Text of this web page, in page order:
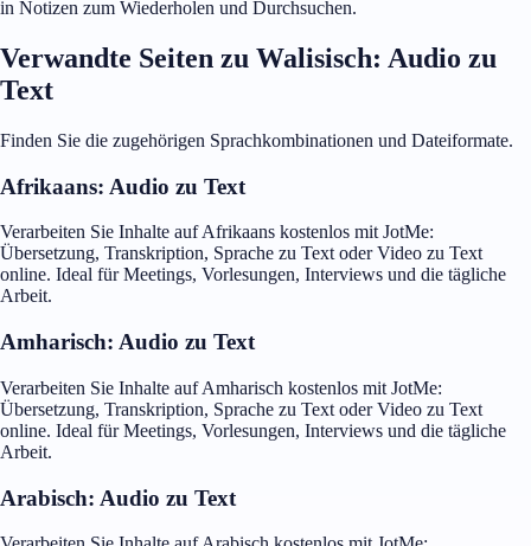
in Notizen zum Wiederholen und Durchsuchen.
Verwandte Seiten zu Walisisch: Audio zu
Text
Finden Sie die zugehörigen Sprachkombinationen und Dateiformate.
Afrikaans: Audio zu Text
Verarbeiten Sie Inhalte auf Afrikaans kostenlos mit JotMe:
Übersetzung, Transkription, Sprache zu Text oder Video zu Text
online. Ideal für Meetings, Vorlesungen, Interviews und die tägliche
Arbeit.
Amharisch: Audio zu Text
Verarbeiten Sie Inhalte auf Amharisch kostenlos mit JotMe:
Übersetzung, Transkription, Sprache zu Text oder Video zu Text
online. Ideal für Meetings, Vorlesungen, Interviews und die tägliche
Arbeit.
Arabisch: Audio zu Text